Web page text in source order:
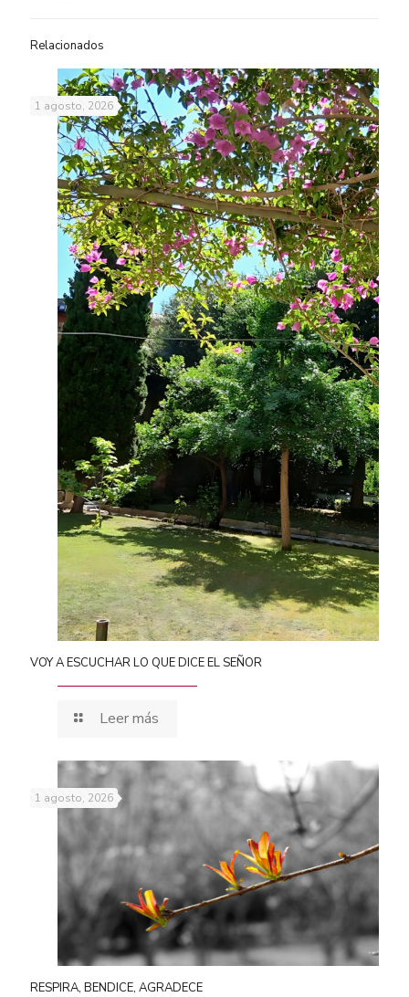
Relacionados
1 agosto, 2026
VOY A ESCUCHAR LO QUE DICE EL SEÑOR
Leer más
1 agosto, 2026
RESPIRA, BENDICE, AGRADECE